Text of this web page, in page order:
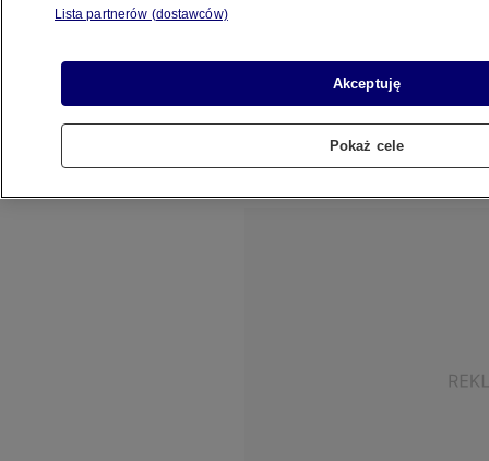
oświadczyła w środę, że Europa będzie coraz
bardziej uzależniona od rosyjskiego gazu, jeśli
Moskwa "postawi na swoim". - Nadszedł czas,
aby zakończyć tę zależność - dodała,
przemawiając w Królewskim Instytucie
Lista partnerów (dostawców)
Akceptuję
Pokaż cele